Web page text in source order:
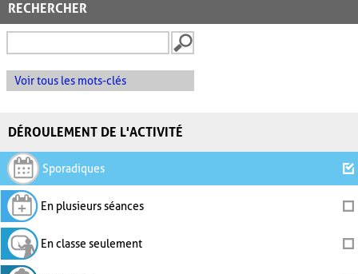
RECHERCHER
Voir tous les mots-clés
DÉROULEMENT DE L'ACTIVITÉ
Sporadiques
En plusieurs séances
En classe seulement